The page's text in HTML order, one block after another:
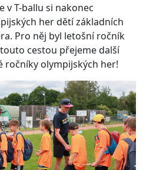
v T-ballu si nakonec
her dětí základních
Pro něj byl letošní ročník
cestou přejeme další
ročníky olympijských her!